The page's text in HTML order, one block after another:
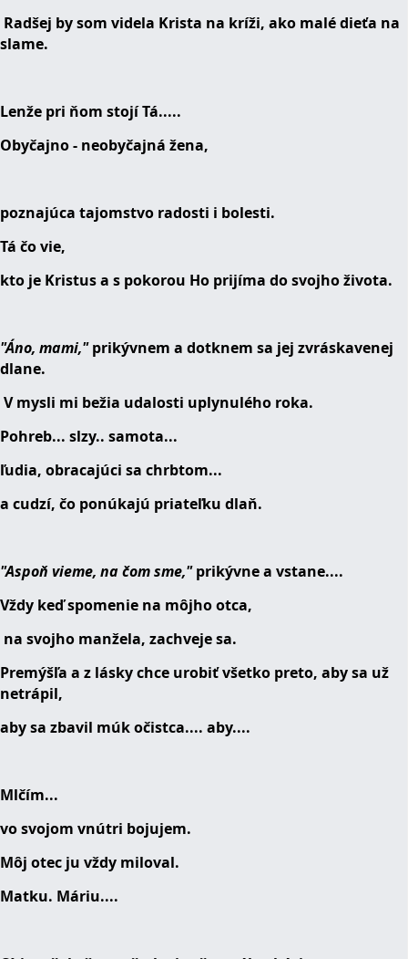
Radšej by som videla Krista na kríži, ako malé dieťa na
slame.
Lenže pri ňom stojí Tá.....
Obyčajno - neobyčajná žena,
poznajúca tajomstvo radosti i bolesti.
Tá čo vie,
kto je Kristus a s pokorou Ho prijíma do svojho života.
"Áno, mami,"prikývnem a dotknem sa jej zvráskavenej
dlane.
V mysli mi bežia udalosti uplynulého roka.
Pohreb... slzy.. samota...
ľudia, obracajúci sa chrbtom...
a cudzí, čo ponúkajú priateľku dlaň.
"Aspoň vieme, na čom sme,"prikývne a vstane....
Vždy keď spomenie na môjho otca,
na svojho manžela, zachveje sa.
Premýšľa a z lásky chce urobiť všetko preto, aby sa už
netrápil,
aby sa zbavil múk očistca.... aby....
Mlčím...
vo svojom vnútri bojujem.
Môj otec ju vždy miloval.
Matku. Máriu....